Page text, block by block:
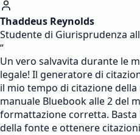
Thaddeus Reynolds
Studente di Giurisprudenza
“
Un vero salvavita durante le
legale! Il generatore di
il mio tempo di citazione
manuale Bluebook alle 2 del
formattazione corretta.
della fonte e ottenere